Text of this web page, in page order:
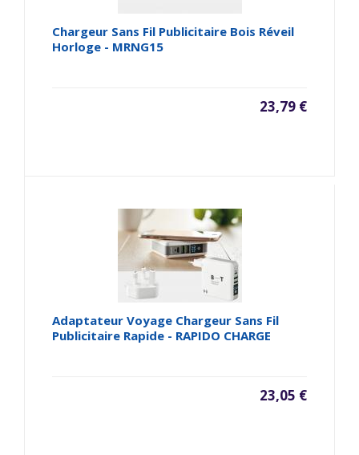
Chargeur Sans Fil Publicitaire Bois Réveil
Horloge - MRNG15
23,79 €
Adaptateur Voyage Chargeur Sans Fil
Publicitaire Rapide - RAPIDO CHARGE
23,05 €